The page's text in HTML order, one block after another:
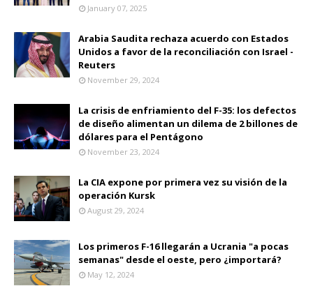
January 07, 2025
Arabia Saudita rechaza acuerdo con Estados
Unidos a favor de la reconciliación con Israel -
Reuters
November 29, 2024
La crisis de enfriamiento del F-35: los defectos
de diseño alimentan un dilema de 2 billones de
dólares para el Pentágono
November 23, 2024
La CIA expone por primera vez su visión de la
operación Kursk
August 29, 2024
Los primeros F-16 llegarán a Ucrania "a pocas
semanas" desde el oeste, pero ¿importará?
May 12, 2024